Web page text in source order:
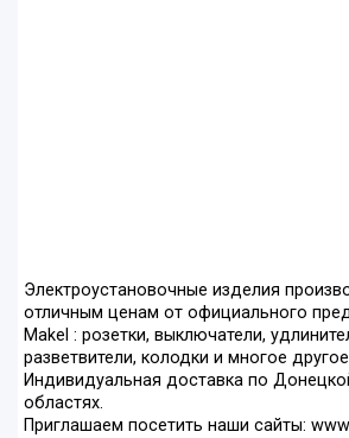
Электроустановочные изделия
отличным ценам от официального
Makel : розетки, выключатели,
разветвители, колодки и многое
Индивидуальная доставка по
областях.
Приглашаем посетить наши сайты: